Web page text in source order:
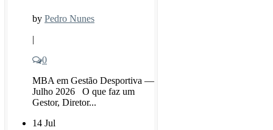
by Pedro Nunes
|
0
MBA em Gestão Desportiva —
Julho 2026 O que faz um
Gestor, Diretor...
14 Jul